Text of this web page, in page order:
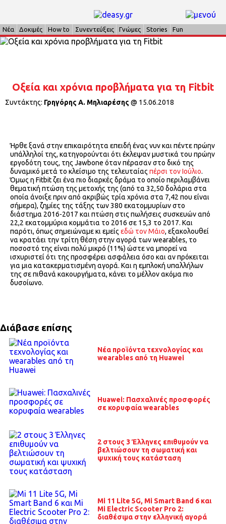
Νέα Δοκιμές How to Συνεντεύξεις Γνώμες Stories Fun
Οξεία και χρόνια προβλήματα για τη Fitbit
Συντάκτης: Γρηγόρης Α. Μηλιαρέσης @ 15.06.2018
Ήρθε ξανά στην επικαιρότητα επειδή ένας νυν και πέντε πρώην
υπάλληλοί της, κατηγορούνται ότι έκλεψαν μυστικά του πρώην
εργοδότη τους, της Jawbone όταν πέρασαν στο δικό της
δυναμικό μετά το κλείσιμο της τελευταίας πέρσι τον Ιούλιο.
Όμως η Fitbit ζει ένα πιο διαρκές δράμα το οποίο περιλαμβάνει
θεματική πτώση της μετοχής της (από τα 32,50 δολάρια στα
οποία άνοιξε πριν από ακριβώς τρία χρόνια στα 7,42 που είναι
σήμερα), ζημίες της τάξης των 380 εκατομμυρίων στο
διάστημα 2016-2017 και πτώση στις πωλήσεις συσκευών από
22,2 εκατομμύρια κομμάτια το 2016 σε 15,3 το 2017. Και
παρότι, όπως σημειώναμε κι εμείς εδώ τον Μάιο, εξακολουθεί
να κρατάει την τρίτη θέση στην αγορά των wearables, το
ποσοστό της είναι πολύ μικρό (11%) ώστε να μπορεί να
ισχυριστεί ότι της προσφέρει ασφάλεια όσο και αν πρόκειται
για μια κατακερματισμένη αγορά. Και η εμπλοκή υπαλλήλων
της σε πιθανά κακουργήματα, κάνει το μέλλον ακόμα πιο
δυσοίωνο.
Διάβασε επίσης
Nέα προϊόντα τεχνολογίας και
wearables από τη Huawei
Huawei: Πασχαλινές προσφορές
σε κορυφαία wearables
2 στους 3 Έλληνες επιθυμούν να
βελτιώσουν τη σωματική και
ψυχική τους κατάσταση
Mi 11 Lite 5G, Mi Smart Band 6 και
Mi Electric Scooter Pro 2:
διαθέσιμα στην ελληνική αγορά